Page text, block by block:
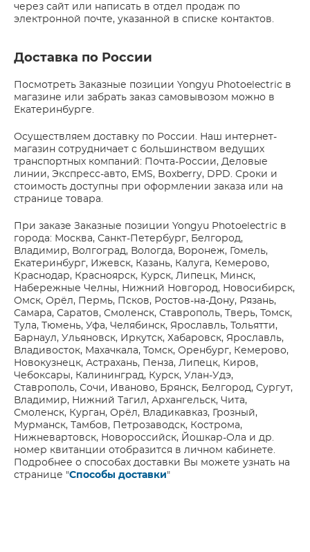
через сайт или написать в отдел продаж по
электронной почте, указанной в списке контактов.
Доставка по России
Посмотреть Заказные позиции Yongyu Photoelectric в
магазине или забрать заказ самовывозом можно в
Екатеринбурге.
Осуществляем доставку по России. Наш интернет-
магазин сотрудничает с большинством ведущих
транспортных компаний: Почта-России, Деловые
линии, Экспресс-авто, EMS, Boxberry, DPD. Сроки и
стоимость доступны при оформлении заказа или на
странице товара.
При заказе Заказные позиции Yongyu Photoelectric в
города: Москва, Санкт-Петербург, Белгород,
Владимир, Волгоград, Вологда, Воронеж, Гомель,
Екатеринбург, Ижевск, Казань, Калуга, Кемерово,
Краснодар, Красноярск, Курск, Липецк, Минск,
Набережные Челны, Нижний Новгород, Новосибирск,
Омск, Орёл, Пермь, Псков, Ростов-на-Дону, Рязань,
Самара, Саратов, Смоленск, Ставрополь, Тверь, Томск,
Тула, Тюмень, Уфа, Челябинск, Ярославль, Тольятти,
Барнаул, Ульяновск, Иркутск, Хабаровск, Ярославль,
Владивосток, Махачкала, Томск, Оренбург, Кемерово,
Новокузнецк, Астрахань, Пенза, Липецк, Киров,
Чебоксары, Калининград, Курск, Улан-Удэ,
Ставрополь, Сочи, Иваново, Брянск, Белгород, Сургут,
Владимир, Нижний Тагил, Архангельск, Чита,
Смоленск, Курган, Орёл, Владикавказ, Грозный,
Мурманск, Тамбов, Петрозаводск, Кострома,
Нижневартовск, Новороссийск, Йошкар-Ола и др.
номер квитанции отобразится в личном кабинете.
Подробнее о способах доставки Вы можете узнать на
странице "Способы доставки"